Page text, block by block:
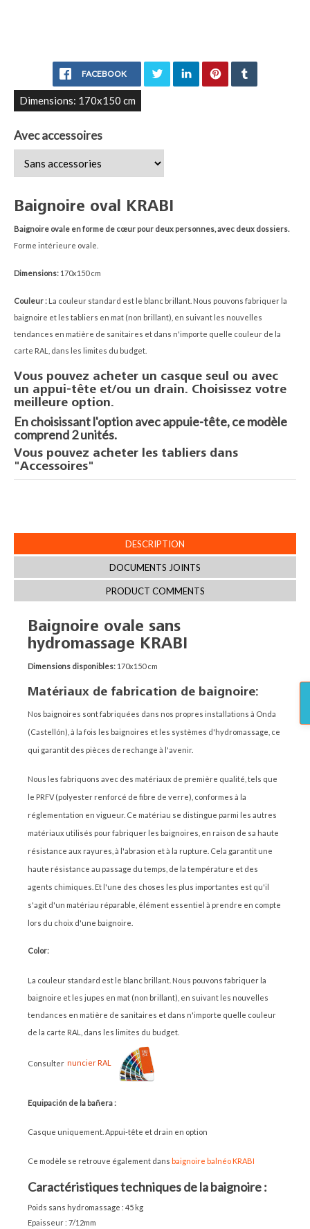
FACEBOOK
Dimensions: 170x150 cm
Avec accessoires
Baignoire oval KRABI
Baignoire ovale en forme de cœur pour deux personnes, avec deux dossiers.
Forme intérieure ovale.
Dimensions: 170x150 cm
Couleur : La couleur standard est le blanc brillant. Nous pouvons fabriquer la
baignoire et les tabliers en mat (non brillant), en suivant les nouvelles
tendances en matière de sanitaires et dans n'importe quelle couleur de la
carte RAL, dans les limites du budget.
Vous pouvez acheter un casque seul ou avec
un appui-tête et/ou un drain. Choisissez votre
meilleure option.
En choisissant l'option avec appuie-tête, ce modèle
comprend 2 unités.
Vous pouvez acheter les tabliers dans
"Accessoires"
DESCRIPTION
DOCUMENTS JOINTS
PRODUCT COMMENTS
Baignoire ovale sans
hydromassage KRABI
Dimensions disponibles: 170x150 cm
Matériaux de fabrication de baignoire:
Nos baignoires sont fabriquées dans nos propres installations à Onda
(Castellón), à la fois les baignoires et les systèmes d'hydromassage, ce
qui garantit des pièces de rechange à l'avenir.
Nous les fabriquons avec des matériaux de première qualité, tels que
le PRFV (polyester renforcé de fibre de verre), conformes à la
réglementation en vigueur. Ce matériau se distingue parmi les autres
matériaux utilisés pour fabriquer les baignoires, en raison de sa haute
résistance aux rayures, à l'abrasion et à la rupture. Cela garantit une
haute résistance au passage du temps, de la température et des
agents chimiques. Et l'une des choses les plus importantes est qu'il
s'agit d'un matériau réparable, élément essentiel à prendre en compte
lors du choix d'une baignoire.
Color:
La couleur standard est le blanc brillant. Nous pouvons fabriquer la
baignoire et les jupes en mat (non brillant), en suivant les nouvelles
tendances en matière de sanitaires et dans n'importe quelle couleur
de la carte RAL, dans les limites du budget.
Consulter nuncier RAL
Equipación de la bañera :
Casque uniquement. Appui-tête et drain en option
Ce modèle se retrouve également dans baignoire balnéo KRABI
Caractéristiques techniques de la baignoire :
Poids sans hydromassage : 45 kg
Epaisseur : 7/12mm